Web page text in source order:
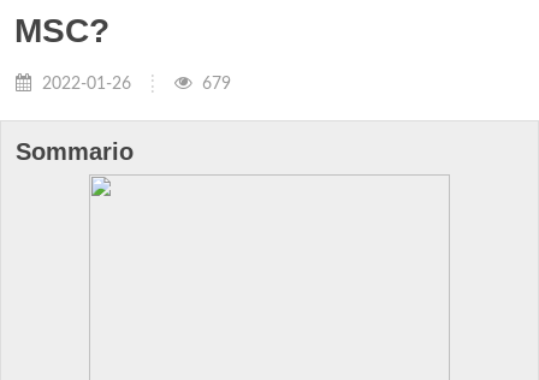
MSC?
2022-01-26 679
Sommario